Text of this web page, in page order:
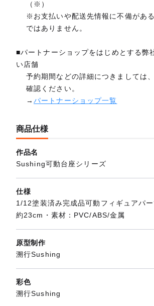
（※）
※お支払いや配送先情報に不備があ
ではありません。
■パートナーショップをはじめとする弊
い店舗
予約期間などの詳細につきましては
確認ください。
→パートナーショップ一覧
商品仕様
作品名
Sushing可動台座シリーズ
仕様
1/12塗装済み完成品可動フィギュアパー
約23cm・素材：PVC/ABS/金属
原型制作
溯行Sushing
彩色
溯行Sushing